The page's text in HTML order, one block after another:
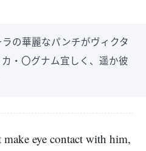
の華麗なパンチがヴィクタ
・〇グナム宜しく、遥か彼
eye contact with him,